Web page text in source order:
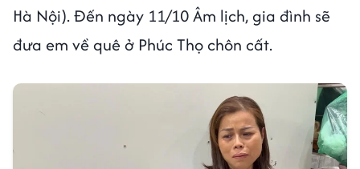
Hà Nội). Đến ngày 11/10 Âm lịch, gia đình sẽ
đưa em về quê ở Phúc Thọ chôn cất.